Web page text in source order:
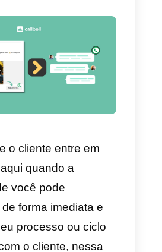
chama a
deles, clicam em mais
ou contato e são
à bandeja de
do WhatsApp da
para entrar em
As conversas iniciadas
de um anúncio do
vêm com uma
pré-carregada que